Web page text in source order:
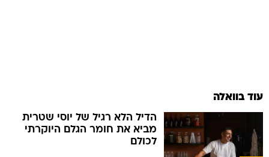
עוד בוואלה
הדיל הלא רגיל של יוסי שטרית
מביא את חומר הגלם היוקרתי
לכולם